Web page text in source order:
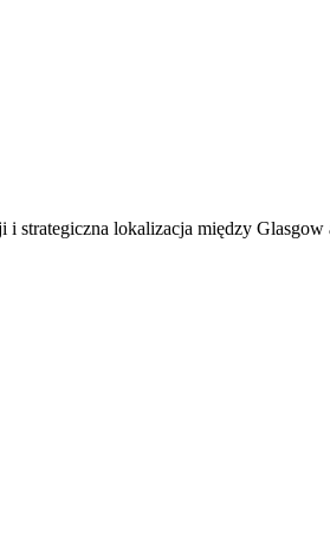
strategiczna lokalizacja między